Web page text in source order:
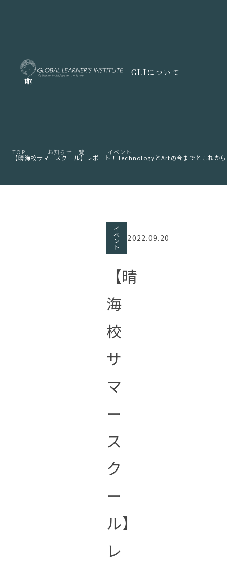
GLIについて
TOP お知らせ一覧 イベント
【晴海校サマースクール】レポート！TechnologyとArtの今までとこれから
イ
ベ
ン
ト
2022.09.20
【晴
海
校
サ
マ
ー
ス
ク
ー
ル】
レ